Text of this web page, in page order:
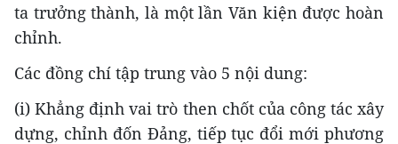
ta trưởng thành, là một lần Văn kiện được hoàn
chỉnh.
Các đồng chí tập trung vào 5 nội dung:
(i) Khẳng định vai trò then chốt của công tác xây
dựng, chỉnh đốn Đảng, tiếp tục đổi mới phương